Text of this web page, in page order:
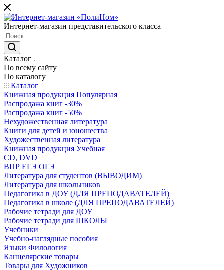
Интернет-магазин представительского класса
Каталог
По всему сайту
По каталогу
Каталог
Книжная продукция Популярная
Распродажа книг -30%
Распродажа книг -50%
Нехудожественная литература
Книги для детей и юношества
Художественная литература
Книжная продукция Учебная
CD, DVD
ВПР ЕГЭ ОГЭ
Литература для студентов (ВЫВОДИМ)
Литература для школьников
Педагогика в ДОУ (ДЛЯ ПРЕПОДАВАТЕЛЕЙ)
Педагогика в школе (ДЛЯ ПРЕПОДАВАТЕЛЕЙ)
Рабочие тетради для ДОУ
Рабочие тетради для ШКОЛЫ
Учебники
Учебно-наглядные пособия
Языки Филология
Канцелярские товары
Товары для Художников